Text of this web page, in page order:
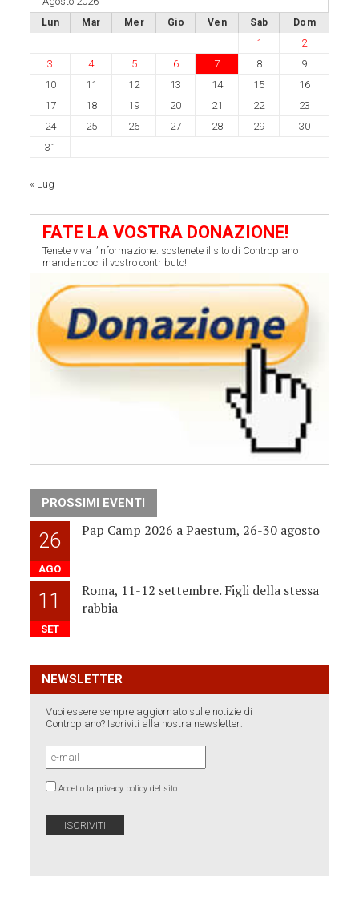
Lun Mar Mer Gio Ven Sab Dom
1
2
3
4 5 6 7 8
9
10
11 12 13 14 15
16
17
18 19 20 21 22
23
24
25 26 27 28 29
30
31
« Lug
FATE LA VOSTRA DONAZIONE!
Tenete viva l’informazione: sostenete il sito di Contropiano
mandandoci il vostro contributo!
PROSSIMI EVENTI
26
AGO
Pap Camp 2026 a Paestum, 26-30 agosto
11
SET
Roma, 11-12 settembre. Figli della stessa
rabbia
NEWSLETTER
Vuoi essere sempre aggiornato sulle notizie di
Contropiano? Iscriviti alla nostra newsletter:
Accetto la privacy policy del sito